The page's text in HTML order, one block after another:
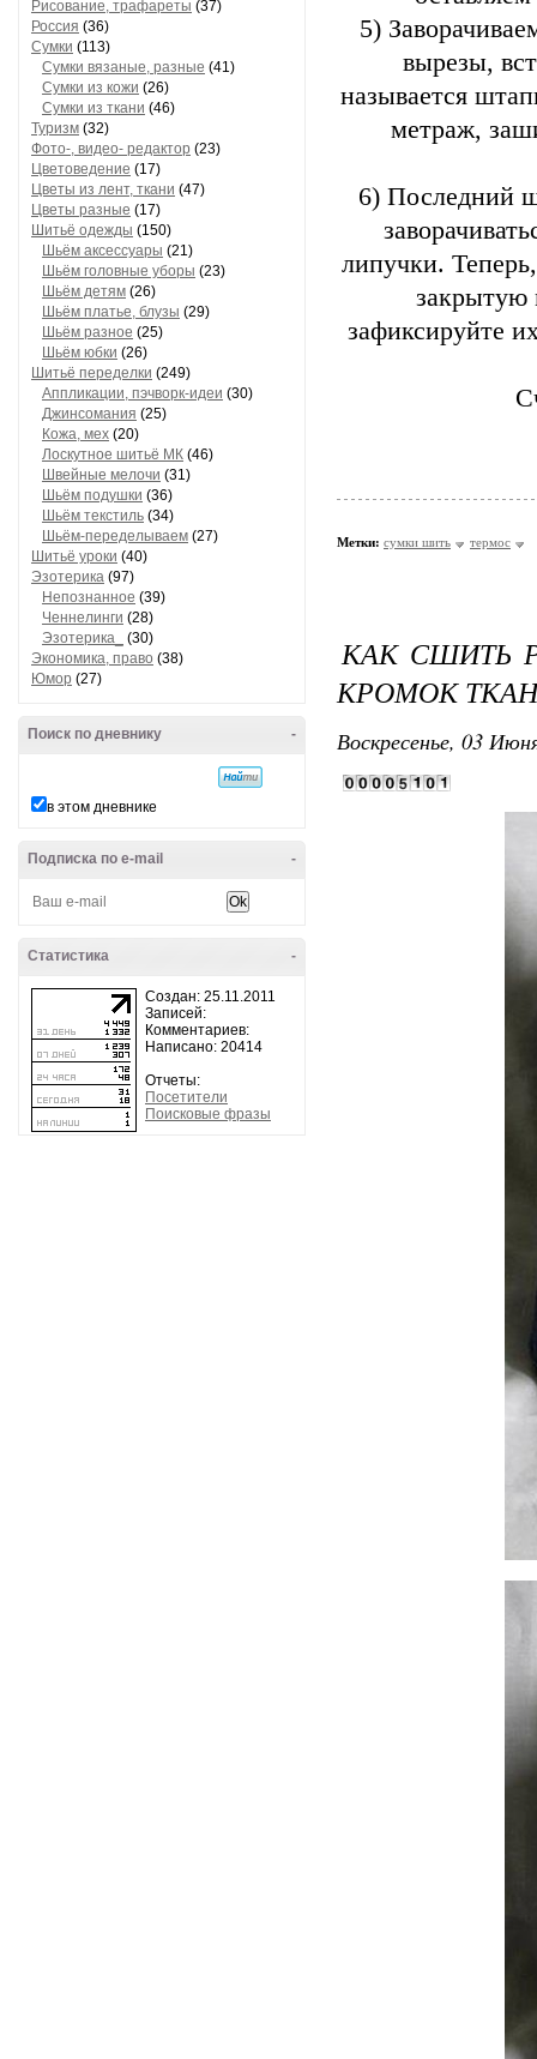
Рисование, трафареты (37)
Россия (36)
Сумки (113)
Сумки вязаные, разные (41)
Сумки из кожи (26)
Сумки из ткани (46)
Туризм (32)
Фото-, видео- редактор (23)
Цветоведение (17)
Цветы из лент, ткани (47)
Цветы разные (17)
Шитьё одежды (150)
Шьём аксессуары (21)
Шьём головные уборы (23)
Шьём детям (26)
Шьём платье, блузы (29)
Шьём разное (25)
Шьём юбки (26)
Шитьё переделки (249)
Аппликации, пэчворк-идеи (30)
Джинсомания (25)
Кожа, мех (20)
Лоскутное шитьё МК (46)
Швейные мелочи (31)
Шьём подушки (36)
Шьём текстиль (34)
Шьём-переделываем (27)
Шитьё уроки (40)
Эзотерика (97)
Непознанное (39)
Ченнелинги (28)
Эзотерика_
(30)
Экономика, право (38)
Юмор (27)
-
Поиск по дневнику
в этом дневнике
-
Подписка по e-mail
-
Статистика
Создан: 25.11.2011
Записей:
Комментариев:
Написано: 20414
Отчеты:
Посетители
Поисковые фразы
5)
вырезы,
называется
метраж,
6) Последний
липучки.
закрытую
зафиксируйте
Метки: сумки шить термос
КАК СШИТЬ
КРОМОК
Воскресенье, 03